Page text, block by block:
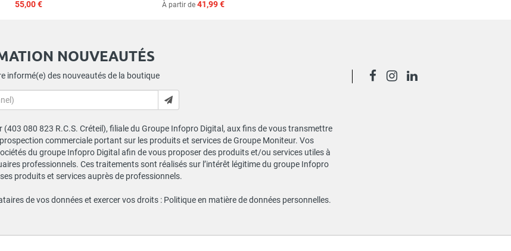
55,00 €
À partir de 41,99 €
NOUVEAUTÉS
informé(e) des nouveautés de la boutique
080 823 R.C.S. Créteil), filiale du Groupe Infopro Digital, aux fins de vous transmettre
commerciale portant sur les produits et services de Groupe Moniteur. Vos
du groupe Infopro Digital afin de vous proposer des produits et/ou services utiles à
professionnels. Ces traitements sont réalisés sur l’intérêt légitime du groupe Infopro
produits et services auprès de professionnels.
de vos données et exercer vos droits : Politique en matière de données personnelles.